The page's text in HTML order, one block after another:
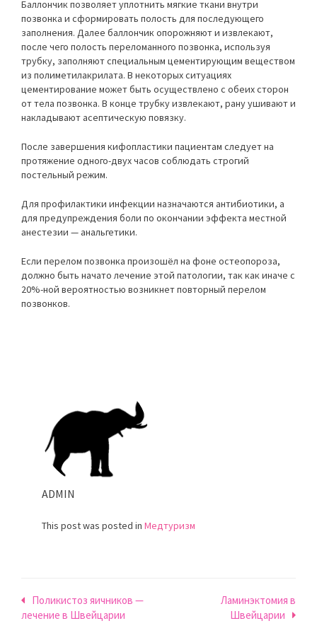
Баллончик позволяет уплотнить мягкие ткани внутри
позвонка и сформировать полость для последующего
заполнения. Далее баллончик опорожняют и извлекают,
после чего полость переломанного позвонка, используя
трубку, заполняют специальным цементирующим веществом
из полиметилакрилата. В некоторых ситуациях
цементирование может быть осуществлено с обеих сторон
от тела позвонка. В конце трубку извлекают, рану ушивают и
накладывают асептическую повязку.
После завершения кифопластики пациентам следует на
протяжение одного-двух часов соблюдать строгий
постельный режим.
Для профилактики инфекции назначаются антибиотики, а
для предупреждения боли по окончании эффекта местной
анестезии — анальгетики.
Если перелом позвонка произошёл на фоне остеопороза,
должно быть начато лечение этой патологии, так как иначе с
20%-ной вероятностью возникнет повторный перелом
позвонков.
ADMIN
This post was posted in Медтуризм
Навигация
по
Поликистоз яичников —
лечение в Швейцарии
Ламинэктомия в
Швейцарии